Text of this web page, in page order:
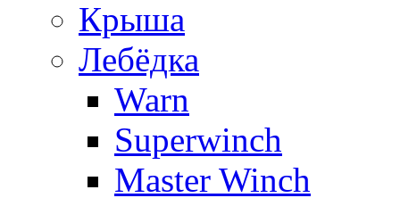
Крыша
Лебёдка
Warn
Superwinch
Master Winch